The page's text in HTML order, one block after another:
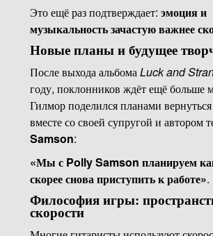
Это ещё раз подтверждает: эмоция и
музыкальность зачастую важнее
Новые планы и будущее
После выхода альбомаLuck and
году, поклонников ждёт ещё больше
Гилмор поделился планами
вместе со своей супругой и автором
Samson:
«Мы с Polly Samson планируем
скорее снова приступить к работе».
Философия игры:
скорости